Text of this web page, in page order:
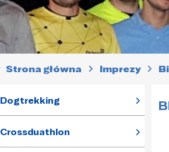
Strona główna Imprezy
Dogtrekking
Crossduathlon